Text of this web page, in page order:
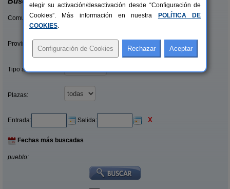
Comunidades:
Provincias/Islas:
Tipo alquiler:
Plazas:
Entrada: Salida: X
Fechas más buscadas
pueblo:
elegir su activación/desactivación desde “Configuración de
Cookies”. Más información en nuestra
POLÍTICA DE
COOKIES.